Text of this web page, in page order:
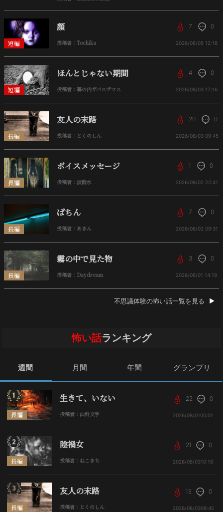
短編
顔
投稿者：Tochika
7 0
2026/08/05 12:18
短編
ほんとじゃない期間
投稿者：幕の内ザバスザマス
4 0
2026/08/03 17:16
長編
友人の末路
投稿者：とくのしん
20 0
2026/08/03 09:45
長編
ボイスメッセージ
投稿者：淡酸水
1 0
2026/08/02 22:41
長編
ぱちん
投稿者：あきん
7 0
2026/08/02 09:31
長編
霧の中で見た物
投稿者：Daydream
3 0
2026/08/01 14:19
不思議体験の怖い話一覧を見る
怖い話ランキング
週間 月間 年間 グランプリ
長編
生きて、いない
投稿者：山科文字
22 0
2026/08/01 00:01
長編
陰禍女
投稿者：ねこきち
21 0
2026/08/0310:18
長編
友人の末路
投稿者：とくのしん
19 0
2026/08/0309:45